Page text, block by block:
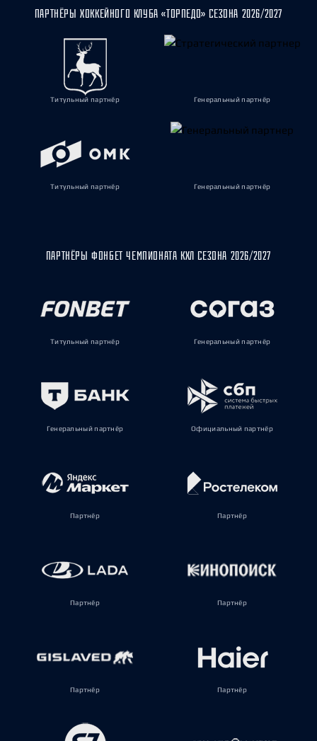
ПАРТНЁРЫ ХОККЕЙНОГО КЛУБА «ТОРПЕДО» СЕЗОНА 2026/2027
Титульный партнёр Генеральный партнёр
Титульный партнёр Генеральный партнёр
ПАРТНЁРЫ ФОНБЕТ ЧЕМПИОНАТА КХЛ СЕЗОНА 2026/2027
Титульный партнёр Генеральный партнёр
Генеральный партнёр Официальный партнёр
Партнёр Партнёр
Партнёр Партнёр
Партнёр Партнёр